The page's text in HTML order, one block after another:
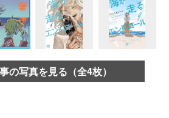
の写真を見る（全4枚）